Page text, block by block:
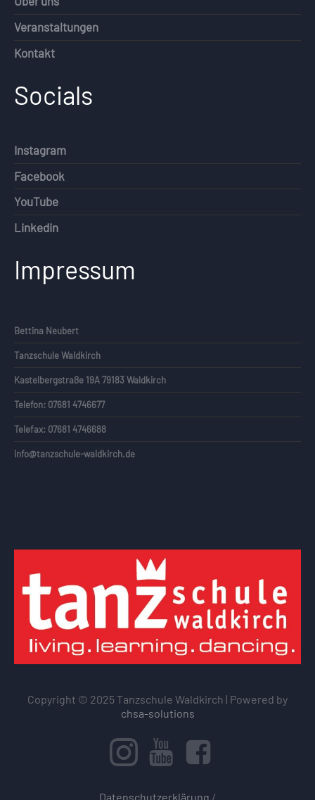
Veranstaltungen
Kontakt
Socials
Instagram
Facebook
YouTube
Linkedin
Impressum
Bettina Neubert
Tanzschule Waldkirch
Kastelbergstraße 19A 79183 Waldkirch
Telefon: 07681 4746677
Telefax: 07681 4746688
info@tanzschule-waldkirch.de
Copyright © 2025 Tanzschule Waldkirch | Powered by
chsa-solutions
Datenschutzerklärung /